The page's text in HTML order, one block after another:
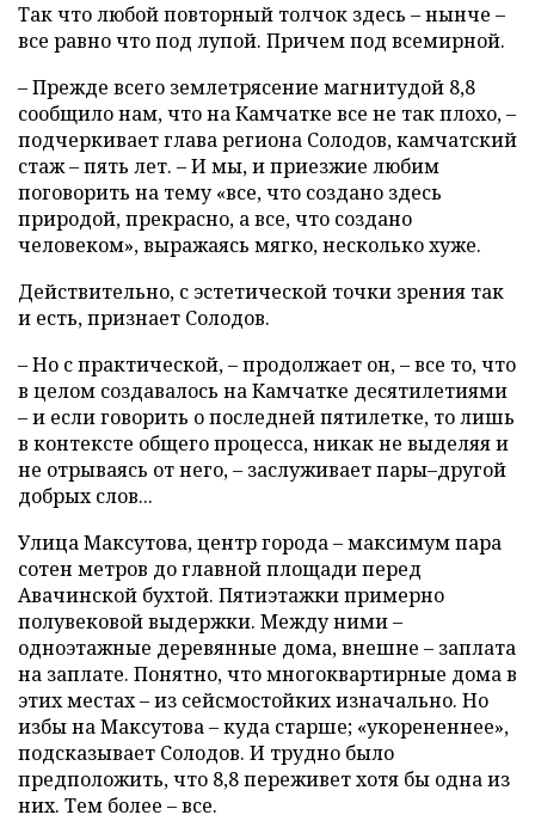
Так что любой повторный толчок здесь – нынче –
все равно что под лупой. Причем под всемирной.
– Прежде всего землетрясение магнитудой 8,8
сообщило нам, что на Камчатке все не так плохо, –
подчеркивает глава региона Солодов, камчатский
стаж – пять лет. – И мы, и приезжие любим
поговорить на тему «все, что создано здесь
природой, прекрасно, а все, что создано
человеком», выражаясь мягко, несколько хуже.
Действительно, с эстетической точки зрения так
и есть, признает Солодов.
– Но с практической, – продолжает он, – все то, что
в целом создавалось на Камчатке десятилетиями
– и если говорить о последней пятилетке, то лишь
в контексте общего процесса, никак не выделяя и
не отрываясь от него, – заслуживает пары–другой
добрых слов...
Улица Максутова, центр города – максимум пара
сотен метров до главной площади перед
Авачинской бухтой. Пятиэтажки примерно
полувековой выдержки. Между ними –
одноэтажные деревянные дома, внешне – заплата
на заплате. Понятно, что многоквартирные дома в
этих местах – из сейсмостойких изначально. Но
избы на Максутова – куда старше; «укорененнее»,
подсказывает Солодов. И трудно было
предположить, что 8,8 переживет хотя бы одна из
них. Тем более – все.